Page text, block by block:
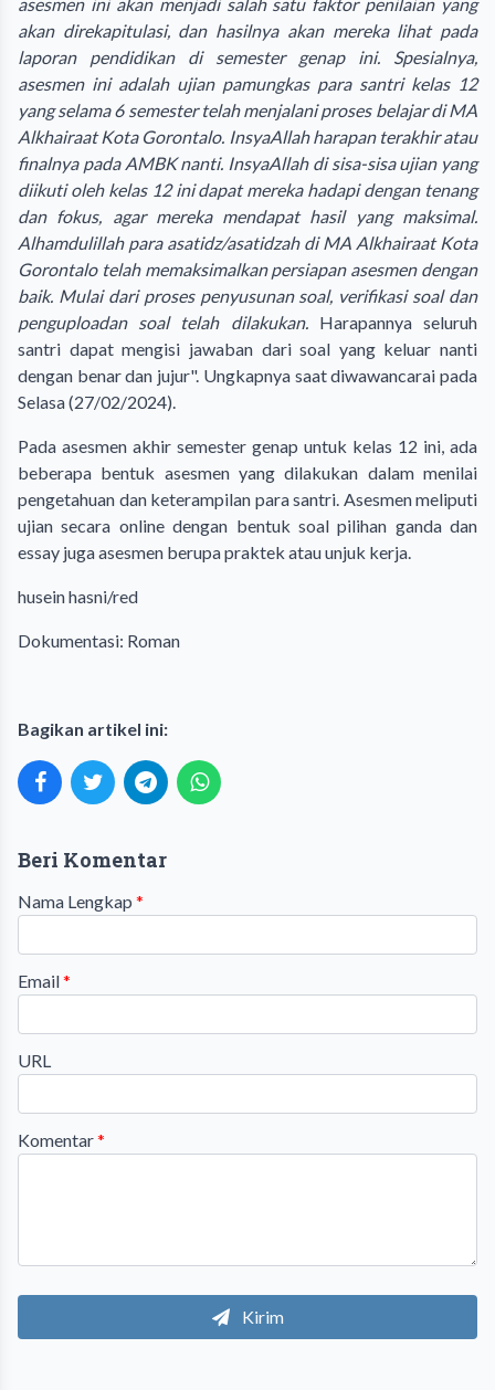
akan direkapitulasi, dan hasilnya akan mereka lihat pada
laporan pendidikan di semester genap ini. Spesialnya,
asesmen ini adalah ujian pamungkas para santri kelas 12
yang selama 6 semester telah menjalani proses belajar di MA
Alkhairaat Kota Gorontalo. InsyaAllah harapan terakhir atau
finalnya pada AMBK nanti. InsyaAllah di sisa-sisa ujian yang
diikuti oleh kelas 12 ini dapat mereka hadapi dengan tenang
dan fokus, agar mereka mendapat hasil yang maksimal.
Alhamdulillah para asatidz/asatidzah di MA Alkhairaat Kota
Gorontalo telah memaksimalkan persiapan asesmen dengan
baik. Mulai dari proses penyusunan soal, verifikasi soal dan
penguploadan soal telah dilakukan.Harapannya seluruh
santri dapat mengisi jawaban dari soal yang keluar nanti
dengan benar dan jujur". Ungkapnya saat diwawancarai pada
Selasa (27/02/2024).
Pada asesmen akhir semester genap untuk kelas 12 ini, ada
beberapa bentuk asesmen yang dilakukan dalam menilai
pengetahuan dan keterampilan para santri. Asesmen meliputi
ujian secara online dengan bentuk soal pilihan ganda dan
essay juga asesmen berupa praktek atau unjuk kerja.
husein hasni/red
Dokumentasi: Roman
Bagikan artikel ini:
Beri Komentar
Nama Lengkap *
Email*
URL
Komentar*
Kirim